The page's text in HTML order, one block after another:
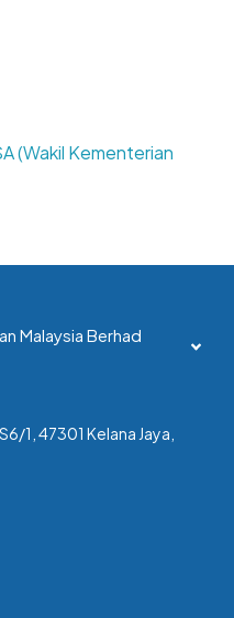
(Wakil Kementerian
Malaysia Berhad
1, 47301 Kelana Jaya,